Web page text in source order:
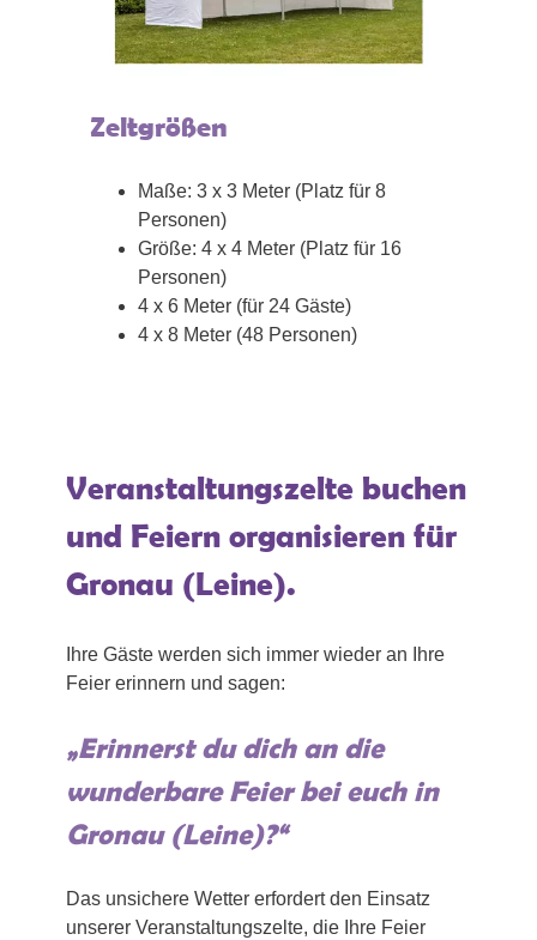
Zeltgrößen
Maße: 3 x 3 Meter (Platz für 8
Personen)
Größe: 4 x 4 Meter (Platz für 16
Personen)
4 x 6 Meter (für 24 Gäste)
4 x 8 Meter (48 Personen)
Veranstaltungszelte buchen
und Feiern organisieren für
Gronau (Leine).
Ihre Gäste werden sich immer wieder an Ihre
Feier erinnern und sagen:
„Erinnerst du dich an die
wunderbare Feier bei euch in
Gronau (Leine)?“
Das unsichere Wetter erfordert den Einsatz
unserer Veranstaltungszelte, die Ihre Feier